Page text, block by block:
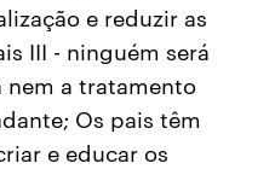
e reduzir as
III - ninguém será
a tratamento
Os pais têm
e educar os